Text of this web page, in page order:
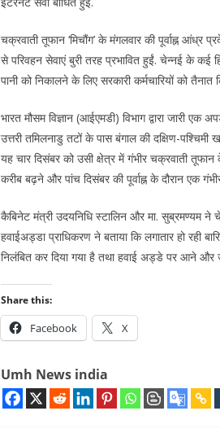
चक्रवाती तूफान ‘मिचौंग’ के मंगलवार की पूर्वाह्न
से परिवहन सेवाएं बुरी तरह प्रभावित हुईं. चेन्नई के
पानी को निकालने के लिए सरकारी कर्मचारियों को तैनात
भारत मौसम विज्ञान (आईएमडी) विभाग द्वारा जारी
उत्तरी तमिलनाडु तटों के पास बंगाल की दक्षिण-
यह चार दिसंबर को उसी क्षेत्र में गंभीर चक्रवाती
करीब बढ़ने और पांच दिसंबर की पूर्वाह्न के दौरान
कैबिनेट मंत्री उदयनिधि स्टालिन और मा. सुब्रमण्यम ने
हवाईअड्डा प्राधिकरण ने बताया कि लगातार हो
निलंबित कर दिया गया है तथा हवाई अड्डे पर आने और
Share this:
Facebook X
Umh News india